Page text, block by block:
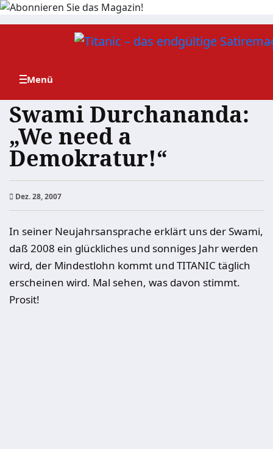
Zum
Swami Durchananda:
„We need a
Demokratur!“
Dez. 28, 2007
In seiner Neujahrsansprache erklärt uns der Swami,
daß 2008 ein glückliches und sonniges Jahr werden
wird, der Mindestlohn kommt und TITANIC täglich
erscheinen wird. Mal sehen, was davon stimmt.
Prosit!